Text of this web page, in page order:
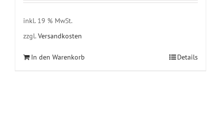
inkl. 19 % MwSt.
zzgl. Versandkosten
In den Warenkorb Details